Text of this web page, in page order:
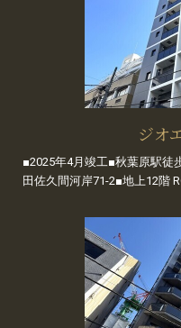
ジオ
■2025年4月竣工■秋葉原駅徒
田佐久間河岸71-2■地上12階